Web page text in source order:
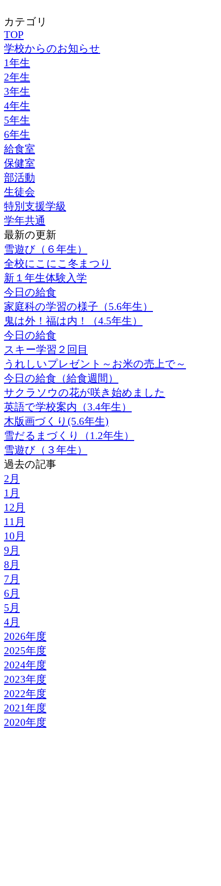
カテゴリ
TOP
学校からのお知らせ
1年生
2年生
3年生
4年生
5年生
6年生
給食室
保健室
部活動
生徒会
特別支援学級
学年共通
最新の更新
雪遊び（６年生）
全校にこにこ冬まつり
新１年生体験入学
今日の給食
家庭科の学習の様子（5.6年生）
鬼は外！福は内！（4.5年生）
今日の給食
スキー学習２回目
うれしいプレゼント～お米の売上で～
今日の給食（給食週間）
サクラソウの花が咲き始めました
英語で学校案内（3.4年生）
木版画づくり(5.6年生)
雪だるまづくり（1.2年生）
雪遊び（３年生）
過去の記事
2月
1月
12月
11月
10月
9月
8月
7月
6月
5月
4月
2026年度
2025年度
2024年度
2023年度
2022年度
2021年度
2020年度